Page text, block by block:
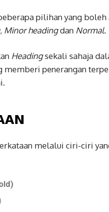
pilihan yang boleh
, Minor headingdan Normal.
Headingsekali sahaja
memberi penerangan
melalui ciri-ciri